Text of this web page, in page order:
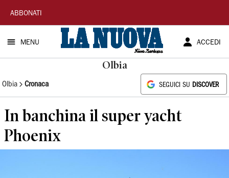
La
Nuova
Sardegna
ABBONATI
MENU ACCEDI
Olbia
Olbia Cronaca SEGUICI SU DISCOVER
In banchina il super yacht
Phoenix